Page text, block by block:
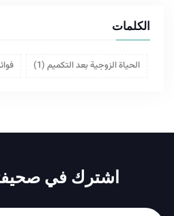
الكلمات
الحياة الزوجية بعد التكميم (1)
اشترك في